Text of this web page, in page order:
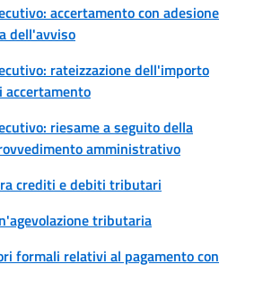
accertamento con adesione
dell'avviso
rateizzazione dell'importo
accertamento
riesame a seguito della
amministrativo
crediti e debiti tributari
tributaria
formali relativi al pagamento con